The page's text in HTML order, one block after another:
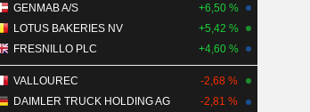
GENMAB A/S
+6,50 %
LOTUS BAKERIES NV
+5,42 %
FRESNILLO PLC
+4,60 %
VALLOUREC
-2,68 %
DAIMLER TRUCK HOLDING AG
-2,81 %